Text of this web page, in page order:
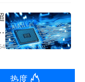
所有的报道都
金建希案二审
猜测（法官的
热度